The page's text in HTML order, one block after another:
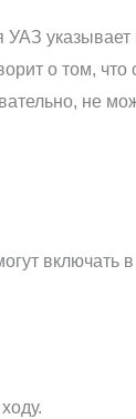
о том,
не
включать в